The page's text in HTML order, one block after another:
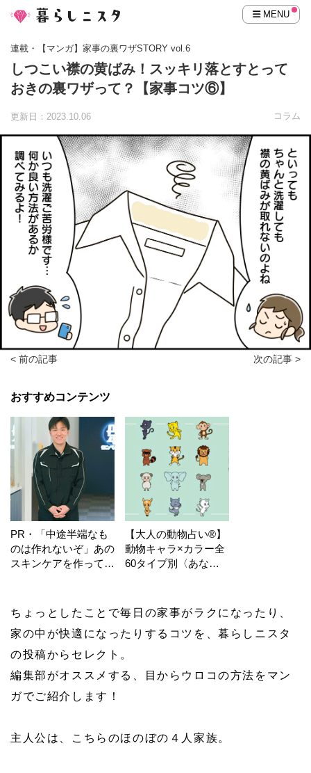
MENU
連載・【マンガ】家事の裏ワザSTORY vol.6
しつこい襟の黄ばみ！スッキリ落とすとって
おきの裏ワザって？【家事コツ⑥】
更新日：2023.10.06 コラム
< 前の記事 次の記事 >
おすすめコンテンツ
PR・「中途半端なも
のは作れないぞ」あの
スキンケアを作ってい
【大人の動物占い®】
動物キャラ×カラー全
60タイプ別〈あなた
ちょっとしたことで毎日の家事がラクになったり、
家の中が快適になったりするコツを、暮らしニスタ
の投稿からセレクト。
編集部がオススメする、目からウロコの方法をマン
ガでご紹介します！
主人公は、こちらのほのぼの４人家族。